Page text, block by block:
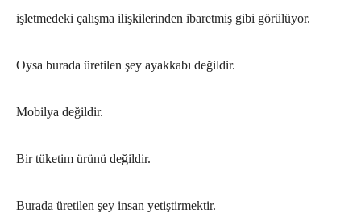
işletmedeki çalışma ilişkilerinden ibaretmiş gibi görülüyor.
Oysa burada üretilen şey ayakkabı değildir.
Mobilya değildir.
Bir tüketim ürünü değildir.
Burada üretilen şey insan yetiştirmektir.